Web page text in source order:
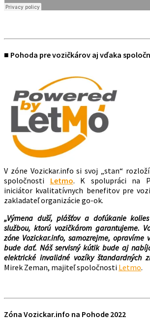
■ Pohoda pre vozičkárov aj vďaka
V zóne Vozickar.info si svoj „stan“
spoločnosti Letmo. K spolupráci na
iniciátor kvalitatívnych benefitov pre
zakladateľ organizácie go-ok.
„Výmena duší, plášťov a dofúkanie
službou, ktorú vozičkárom garantujeme.
zóne Vozickar.info, samozrejme, opravíme
bude dať. Náš servisný kútik bude aj
elektrické invalidné vozíky štandardných
Mirek Zeman, majiteľ spoločnosti Letmo.
Zóna Vozickar.info na Pohode 2022